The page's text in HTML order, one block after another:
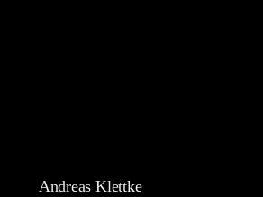
Andreas Klettke